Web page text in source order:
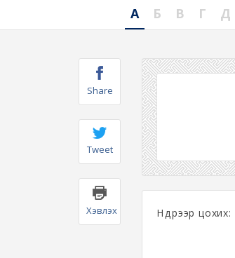
А Б В Г Д
Share
Tweet
Хэвлэх Нүдүүрээр цохих: